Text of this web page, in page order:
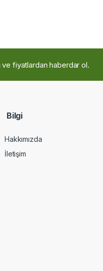
fiyatlardan haberdar ol.
Bilgi
Hakkımızda
İletişim